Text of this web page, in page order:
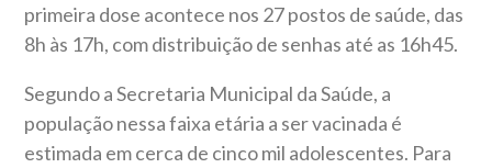
primeira dose acontece nos 27 postos de saúde, das
8h às 17h, com distribuição de senhas até as 16h45.
Segundo a Secretaria Municipal da Saúde, a
população nessa faixa etária a ser vacinada é
estimada em cerca de cinco mil adolescentes. Para